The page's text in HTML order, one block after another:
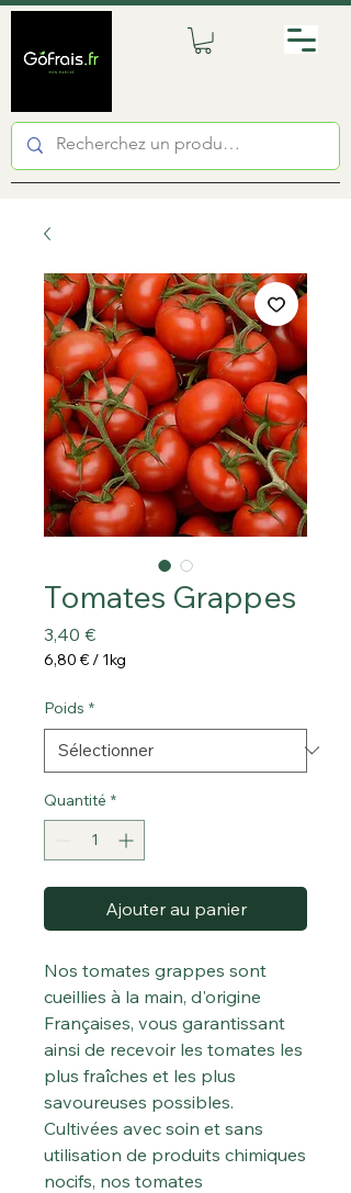
Tomates Grappes
3,40 €Prix
6,80 € / 1kg
pour
Kilogramme
Poids *
Quantité *
Ajouter au panier
Nos tomates grappes sont
cueillies à la main, d'origine
Françaises, vous garantissant
ainsi de recevoir les tomates les
plus fraîches et les plus
savoureuses possibles.
Cultivées avec soin et sans
utilisation de produits chimiques
nocifs, nos tomates